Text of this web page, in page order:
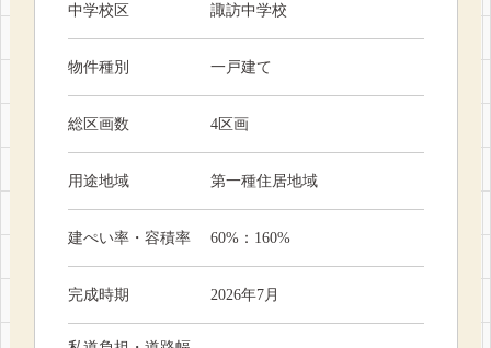
中学校区 諏訪中学校
物件種別 一戸建て
総区画数 4区画
用途地域 第一種住居地域
建ぺい率・容積率 60%：160%
完成時期 2026年7月